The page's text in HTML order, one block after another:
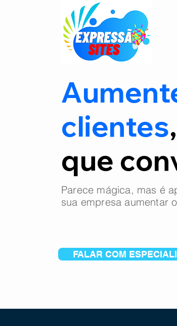
clientes
que
Parece mágica, mas é
sua empresa aumentar
FALAR COM